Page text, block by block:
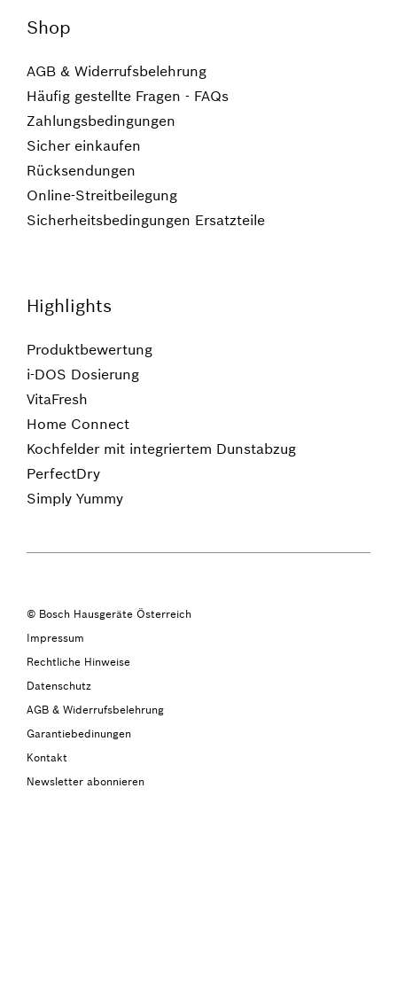
Shop
AGB & Widerrufsbelehrung
Häufig gestellte Fragen - FAQs
Zahlungsbedingungen
Sicher einkaufen
Rücksendungen
Online-Streitbeilegung
Sicherheitsbedingungen Ersatzteile
Highlights
Produktbewertung
i-DOS Dosierung
VitaFresh
Home Connect
Kochfelder mit integriertem Dunstabzug
PerfectDry
Simply Yummy
© Bosch Hausgeräte Österreich
Impressum
Rechtliche Hinweise
Datenschutz
AGB & Widerrufsbelehrung
Garantiebedinungen
Kontakt
Newsletter abonnieren